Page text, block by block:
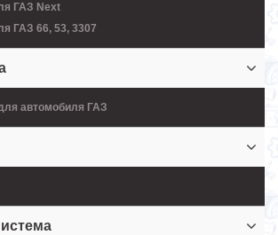
ГАЗ Next
ГАЗ 66, 53, 3307
автомобиля ГАЗ